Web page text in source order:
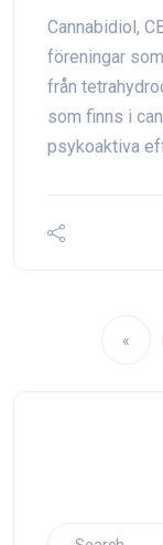
Cannabidiol,
föreningar
från
som finns i
psykoaktiva
«